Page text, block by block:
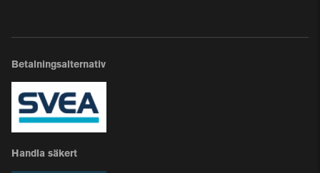
Betalningsalternativ
Handla säkert